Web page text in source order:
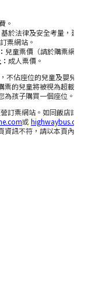
。
基於法律及安全考量，建
票網站。
兒童票價（請於購票網站
成人票價。
不佔座位的兒童及嬰兒（
票的兒童將被視為超載，
為孩子購買一個座位。
訂票網站。如同飯店訂房
或 highwaybus.com
資訊不符，請以本頁內容